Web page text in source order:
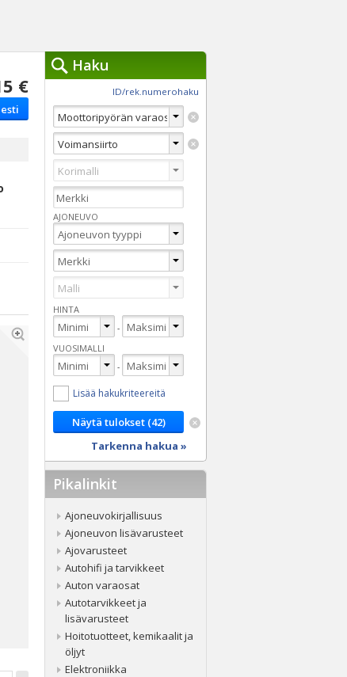
€
Haku
»
haut
ID/rek.numerohaku
AJONEUVO
HINTA
-
VUOSIMALLI
-
Lisää hakukriteereitä
Tarkenna hakua »
Pikalinkit
Ajoneuvokirjallisuus
Ajoneuvon lisävarusteet
Ajovarusteet
Autohifi ja tarvikkeet
Auton varaosat
Autotarvikkeet ja
lisävarusteet
Hoitotuotteet, kemikaalit ja
öljyt
Elektroniikka